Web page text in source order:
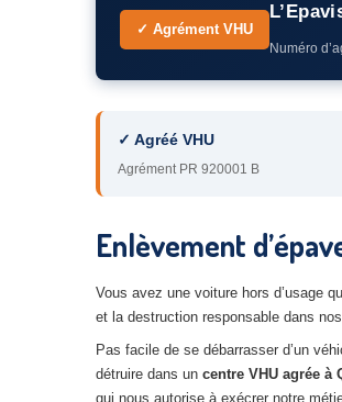
✓ Agrément VHU
Numéro
✓ Agréé VHU
Agrément PR 920001 B
Enlèvement
Vous avez une voiture hors d’usage
et la destruction responsable dans
Pas facile de se débarrasser d’un
détruire dans un centre VHU agrée à
qui nous autorise à exécrer notre